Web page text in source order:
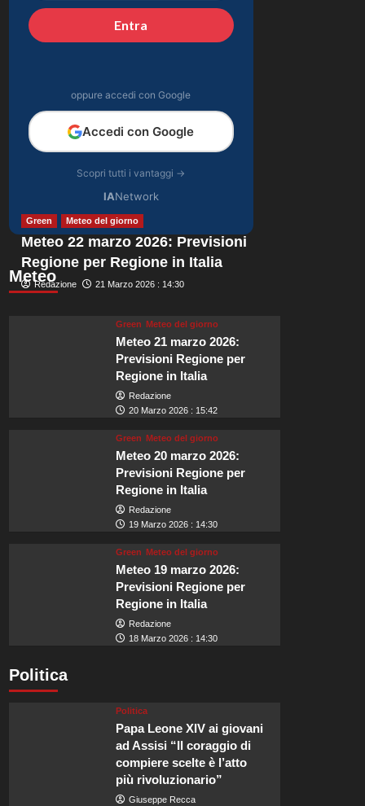
celebrazione in
famiglia da mamma
bis emozionante e
5
Fratello Vip? Claudia
Dionigi svela la verità.
Entra
oppure accedi con Google
Accedi con Google
Scopri tutti i vantaggi →
IANetwork
Meteo
Green Meteo del giorno
Meteo 22 marzo 2026: Previsioni
Regione per Regione in Italia
Redazione 21 Marzo 2026 : 14:30
Green Meteo del giorno
Meteo 21 marzo 2026:
Previsioni Regione per
Regione in Italia
Redazione
20 Marzo 2026 : 15:42
Green Meteo del giorno
Meteo 20 marzo 2026:
Previsioni Regione per
Regione in Italia
Redazione
19 Marzo 2026 : 14:30
Green Meteo del giorno
Meteo 19 marzo 2026:
Previsioni Regione per
Regione in Italia
Redazione
18 Marzo 2026 : 14:30
Politica
Politica
Papa Leone XIV ai giovani
ad Assisi “Il coraggio di
compiere scelte è l’atto
più rivoluzionario”
Giuseppe Recca